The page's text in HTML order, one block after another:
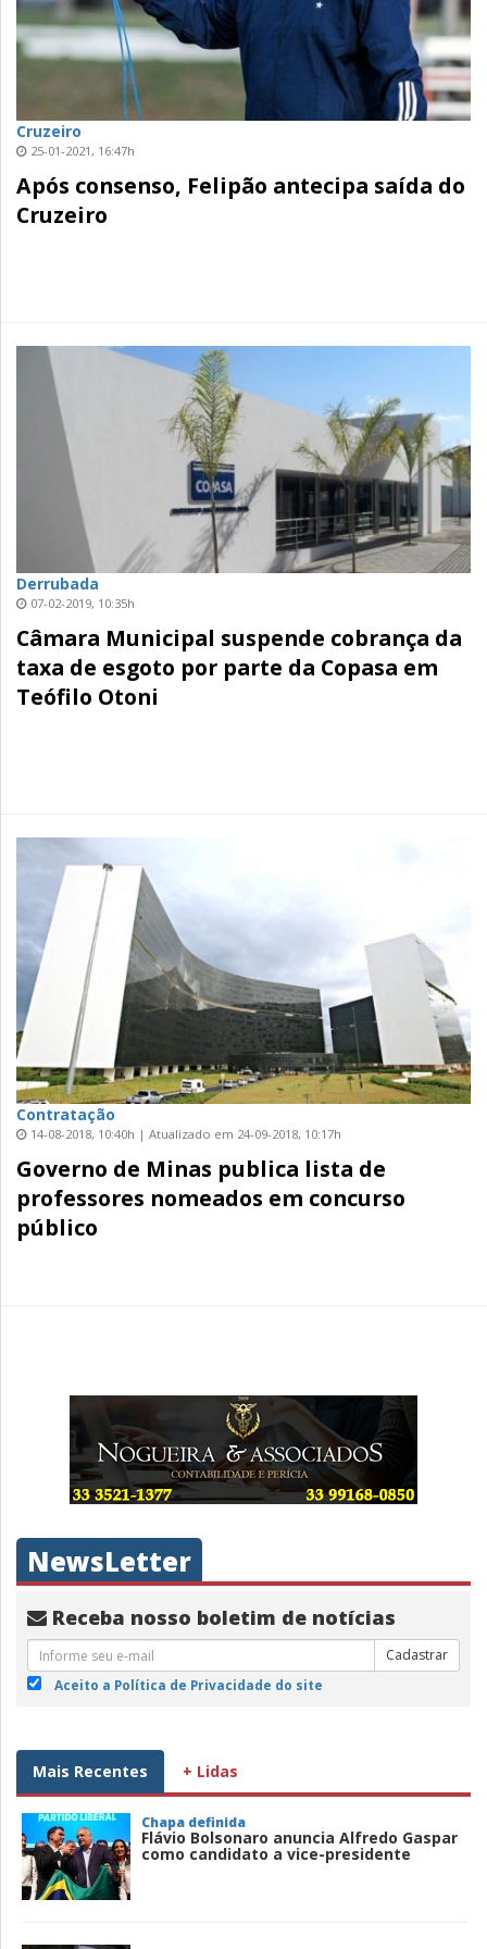
Cruzeiro
25-01-2021, 16:47h
Após consenso, Felipão antecipa saída do
Cruzeiro
Derrubada
07-02-2019, 10:35h
Câmara Municipal suspende cobrança da
taxa de esgoto por parte da Copasa em
Teófilo Otoni
Contratação
14-08-2018, 10:40h | Atualizado em 24-09-2018, 10:17h
Governo de Minas publica lista de
professores nomeados em concurso
público
NewsLetter
Receba nosso boletim de notícias
Cadastrar
Aceito a Política de Privacidade do site
Mais Recentes + Lidas
Chapa definida
Flávio Bolsonaro anuncia Alfredo Gaspar
como candidato a vice-presidente